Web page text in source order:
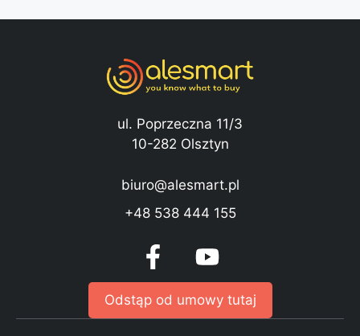
ul. Poprzeczna 11/3
10-282 Olsztyn
biuro@alesmart.pl
+48 538 444 155
Odstąp od umowy tutaj